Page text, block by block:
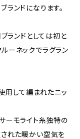
ランドになります。
ランドとしては初と
ーネックでラグラン
用して編まれたニッ
ーモライト糸独特の
された暖かい空気を